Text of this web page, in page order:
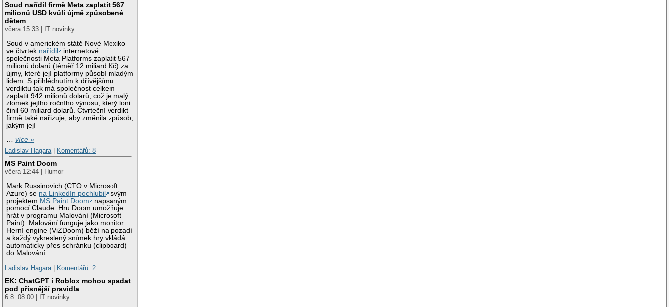
Soud nařídil firmě Meta zaplatit 567
milionů USD kvůli újmě způsobené
dětem
včera 15:33 | IT novinky
Soud v americkém státě Nové Mexiko
ve čtvrtek nařídil
internetové
společnosti Meta Platforms zaplatit 567
milionů dolarů (téměř 12 miliard Kč) za
újmy, které její platformy působí mladým
lidem. S přihlédnutím k dřívějšímu
verdiktu tak má společnost celkem
zaplatit 942 milionů dolarů, což je malý
zlomek jejího ročního výnosu, který loni
činil 60 miliard dolarů. Čtvrteční verdikt
firmě také nařizuje, aby změnila způsob,
jakým její
…více »
Ladislav Hagara
Komentářů: 8
MS Paint Doom
včera 12:44 | Humor
Mark Russinovich (CTO v Microsoft
Azure) se na LinkedIn pochlubil
svým
projektem MS Paint Doom
napsaným
pomocí Claude. Hru Doom umožňuje
hrát v programu Malování (Microsoft
Paint). Malování funguje jako monitor.
Herní engine (ViZDoom) běží na pozadí
a každý vykreslený snímek hry vkládá
automaticky přes schránku (clipboard)
do Malování.
Ladislav Hagara
Komentářů: 2
EK: ChatGPT i Roblox mohou spadat
pod přísnější pravidla
6.8. 08:00 | IT novinky